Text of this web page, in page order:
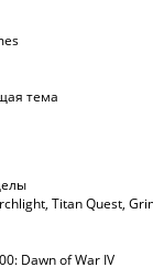
тема
, Titan Quest,
Dawn of War IV